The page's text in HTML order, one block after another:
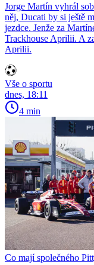
Jorge Martín vyhrál
něj, Ducati by si ještě
jezdce. Jenže za
Trackhouse Aprilii. A
Aprilii.
Vše o sportu
dnes, 18:11
4 min
Co mají společného